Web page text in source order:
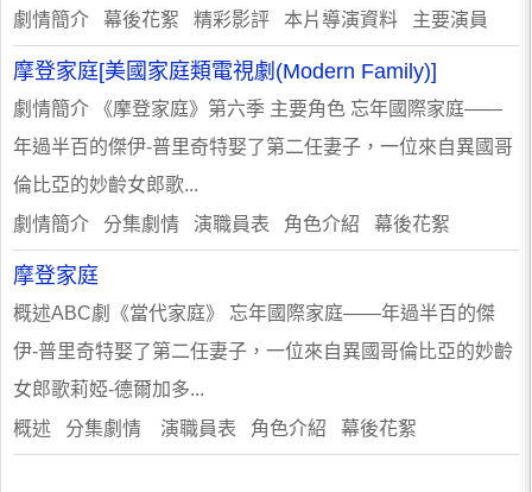
劇情簡介 幕後花絮 精彩影評 本片導演資料 主要演員
摩登家庭[美國家庭類電視劇(Modern Family)]
劇情簡介 《摩登家庭》第六季 主要角色 忘年國際家庭——
年過半百的傑伊-普里奇特娶了第二任妻子，一位來自異國哥
倫比亞的妙齡女郎歌...
劇情簡介 分集劇情 演職員表 角色介紹 幕後花絮
摩登家庭
概述ABC劇《當代家庭》 忘年國際家庭——年過半百的傑
伊-普里奇特娶了第二任妻子，一位來自異國哥倫比亞的妙齡
女郎歌莉婭-德爾加多...
概述 分集劇情 演職員表 角色介紹 幕後花絮